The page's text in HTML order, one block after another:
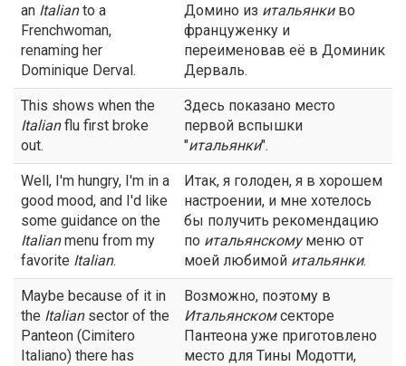
an Italianto a
Frenchwoman,
renaming her
Dominique Derval.
Домино из итальянкиво
француженку и
переименовав её в Доминик
Дерваль.
This shows when the
Italianflu first broke
out.
Здесь показано место
первой вспышки
"итальянки".
Well, I'm hungry, I'm in a
good mood, and I'd like
some guidance on the
Italianmenu from my
favorite Italian.
Итак, я голоден, я в хорошем
настроении, и мне хотелось
бы получить рекомендацию
по итальянскомуменю от
моей любимой итальянки.
Maybe because of it in
the Italiansector of the
Panteon (Cimitero
Italiano) there has
Возможно, поэтому в
Итальянскомсекторе
Пантеона уже приготовлено
место для Тины Модотти,